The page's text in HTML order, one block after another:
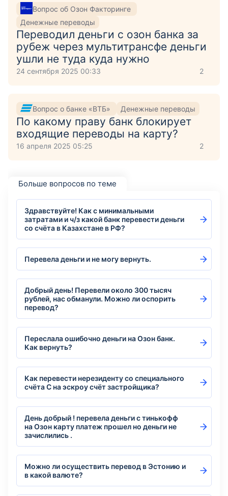
Вопрос об Озон Факторинге
Денежные переводы
Переводил деньги с озон банка за
рубеж через мультитрансфе деньги
ушли не туда куда нужно
24 сентября 2025 00:33 2
Вопрос о банке «ВТБ» Денежные переводы
По какому праву банк блокирует
входящие переводы на карту?
16 апреля 2025 05:25 2
Больше вопросов по теме
Здравствуйте! Как с минимальными
затратами и ч/з какой банк перевести деньги
со счёта в Казахстане в РФ?
Перевела деньги и не могу вернуть.
Добрый день! Перевели около 300 тысяч
рублей, нас обманули. Можно ли оспорить
перевод?
Переслала ошибочно деньги на Озон банк.
Как вернуть?
Как перевести нерезиденту со специального
счёта С на эскроу счёт застройщика?
День добрый ! перевела деньги с тинькофф
на Озон карту платеж прошел но деньги не
зачислились .
Можно ли осуществить перевод в Эстонию и
в какой валюте?